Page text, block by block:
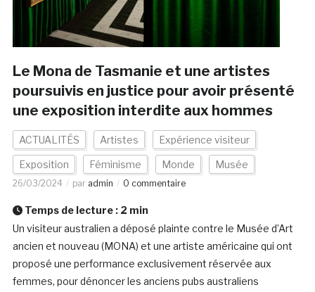
Le Mona de Tasmanie et une artistes
poursuivis en justice pour avoir présenté
une exposition interdite aux hommes
ACTUALITÉS Artistes Expérience visiteur
Exposition Féminisme Monde Musée
26/03/2024 par admin 0 commentaire
Temps de lecture : 2 min
Un visiteur australien a déposé plainte contre le Musée d’Art
ancien et nouveau (MONA) et une artiste américaine qui ont
proposé une performance exclusivement réservée aux
femmes, pour dénoncer les anciens pubs australiens